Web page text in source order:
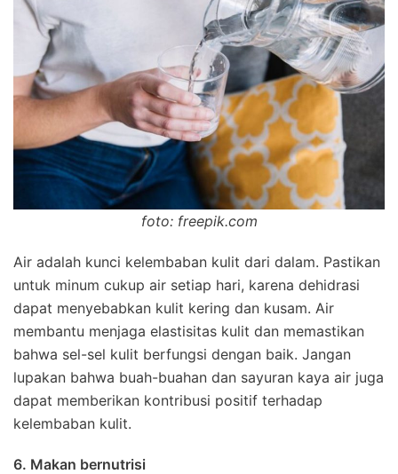
foto: freepik.com
Air adalah kunci kelembaban kulit dari dalam. Pastikan
untuk minum cukup air setiap hari, karena dehidrasi
dapat menyebabkan kulit kering dan kusam. Air
membantu menjaga elastisitas kulit dan memastikan
bahwa sel-sel kulit berfungsi dengan baik. Jangan
lupakan bahwa buah-buahan dan sayuran kaya air juga
dapat memberikan kontribusi positif terhadap
kelembaban kulit.
6. Makan bernutrisi